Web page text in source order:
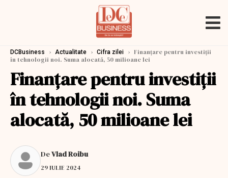
DCBusiness › Actualitate › Cifra zilei › Finanţare pentru investiţii
în tehnologii noi. Suma alocată, 50 milioane lei
Finanţare pentru investiţii
în tehnologii noi. Suma
alocată, 50 milioane lei
DeVlad Roibu
29 IULIE 2024